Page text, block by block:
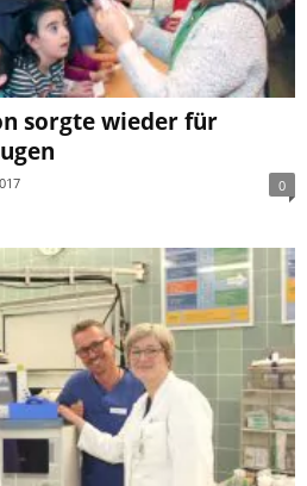
sorgte wieder für
0